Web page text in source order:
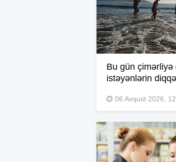
Bu gün çimərliyə
istəyənlərin
06 Avqust 2026,